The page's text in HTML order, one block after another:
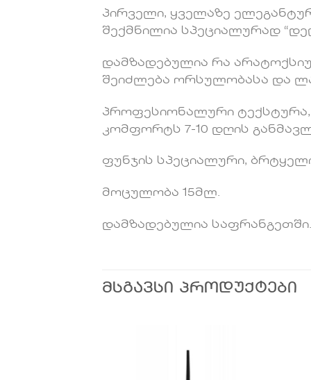
პირველი, ყველაზე
შექმნილია სპეციალურად
დამზადებულია რა
შეიძლება ორსულობასა და
პროფესიონალური
კომფორტს 7-10 დღის
ფუნჯის სპეციალური,
მოცულობა 15მლ.
დამზადებულია საფრანგეთში.
ᲛᲡᲒᲐᲕᲡᲘ ᲞᲠᲝᲓᲣᲥᲢᲔᲑᲘ